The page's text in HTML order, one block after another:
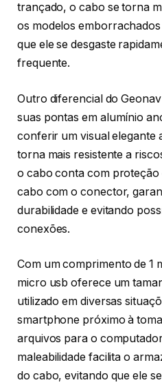
trançado, o cabo se torna
os modelos
que ele se desgaste
frequente.
Outro diferencial do
suas pontas em alumínio
conferir um visual elegante
torna mais resistente a
o cabo conta com proteção
cabo com o conector,
durabilidade e evitando
conexões.
Com um comprimento de 1
micro usb oferece um
utilizado em diversas
smartphone próximo à
arquivos para o
maleabilidade facilita o
do cabo, evitando que ele